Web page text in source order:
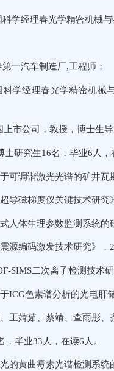
科学经理春光学精密机械
一汽车制造厂,工程师；
科学经理春光学精密机
市公司，教授，博士生导
研究生16名，毕业6人，
可调谐激光光谱的矿井瓦
导磁梯度仪关键技术研究
人体生理参数监测系统的
源编码激发技术研究》，
SIMS二次离子检测技术
ICG色素谱分析的光电肝
王婧茹、蔡靖、查雨彤、
毕业33人，在读6人。
的黄曲霉素光谱检测系统